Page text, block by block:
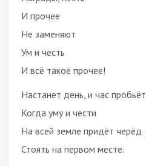
И прочее
Не заменяют
Ум и честь
И всё такое прочее!
Настанет день, и час пробьёт,
Когда уму и чести
На всей земле придёт черёд
Стоять на первом месте.